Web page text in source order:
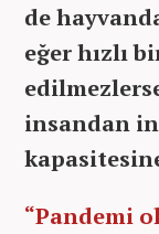
de
eğer hızlı
insandan
“Pandemi